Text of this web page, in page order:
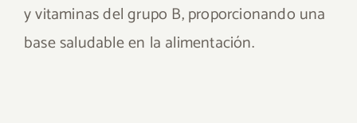
y vitaminas del grupo B, proporcionando una
base saludable en la alimentación.